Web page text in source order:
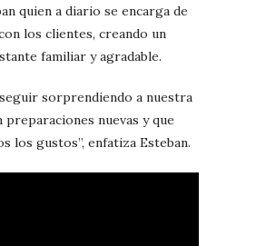
quien a diario se encarga de
los clientes, creando un
familiar y agradable.
sorprendiendo a nuestra
preparaciones nuevas y que
los gustos”, enfatiza Esteban.